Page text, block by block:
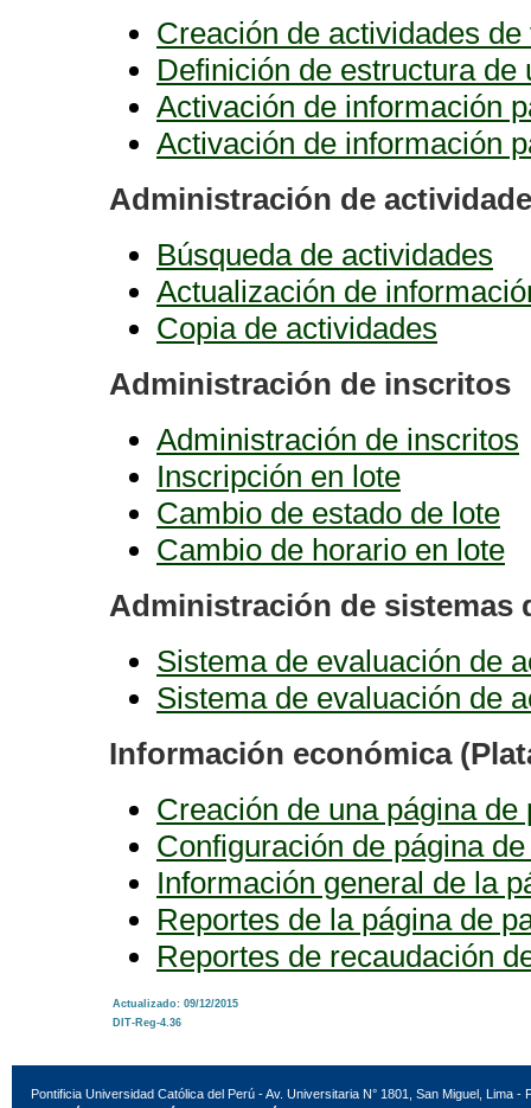
Creación de actividades
Definición de estructura de
Activación de información
Activación de información
Administración de
Búsqueda de actividades
Actualización de
Copia de actividades
Administración de inscritos
Administración de inscritos
Inscripción en lote
Cambio de estado de lote
Cambio de horario en lote
Administración de sistemas
Sistema de evaluación de
Sistema de evaluación de
Información económica
Creación de una página de
Configuración de página
Información general de la
Reportes de la página de
Reportes de recaudación
Actualizado: 09/12/2015
DIT-Reg-4.36
Pontificia Universidad Católica del Perú - Av. Universitaria N° 1801, San Miguel, Lima -